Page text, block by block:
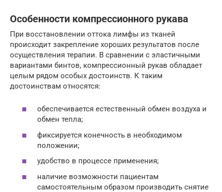
Особенности компрессионного рукава
При восстановлении оттока лимфы из тканей
происходит закрепление хороших результатов после
осуществления терапии. В сравнении с эластичными
вариантами бинтов, компрессионный рукав обладает
целым рядом особых достоинств. К таким
достоинствам относятся:
обеспечивается естественный обмен воздуха и
обмен тепла;
фиксируется конечность в необходимом
положении;
удобство в процессе применения;
наличие возможности пациентам
самостоятельным образом производить снятие